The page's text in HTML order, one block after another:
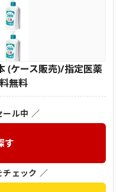
(ケース販売)/指定医薬
無料
ール中 ／
す
チェック ／